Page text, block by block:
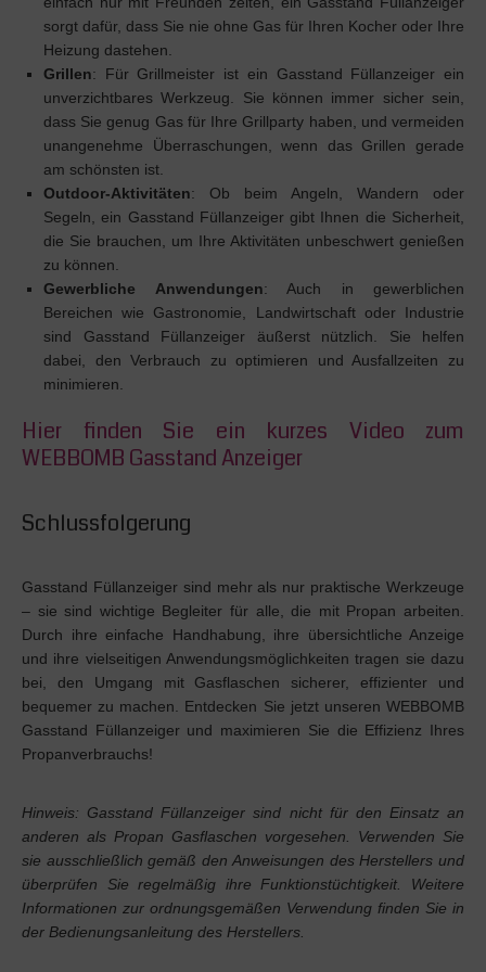
sorgt dafür, dass Sie nie ohne Gas für Ihren Kocher oder Ihre
Heizung dastehen.
Grillen: Für Grillmeister ist ein Gasstand Füllanzeiger ein
unverzichtbares Werkzeug. Sie können immer sicher sein,
dass Sie genug Gas für Ihre Grillparty haben, und vermeiden
unangenehme Überraschungen, wenn das Grillen gerade
am schönsten ist.
Outdoor-Aktivitäten: Ob beim Angeln, Wandern oder
Segeln, ein Gasstand Füllanzeiger gibt Ihnen die Sicherheit,
die Sie brauchen, um Ihre Aktivitäten unbeschwert genießen
zu können.
Gewerbliche Anwendungen: Auch in gewerblichen
Bereichen wie Gastronomie, Landwirtschaft oder Industrie
sind Gasstand Füllanzeiger äußerst nützlich. Sie helfen
dabei, den Verbrauch zu optimieren und Ausfallzeiten zu
minimieren.
Hier finden Sie ein kurzes Video zum
WEBBOMB Gasstand Anzeiger
Schlussfolgerung
Gasstand Füllanzeiger sind mehr als nur praktische Werkzeuge
– sie sind wichtige Begleiter für alle, die mit Propan arbeiten.
Durch ihre einfache Handhabung, ihre übersichtliche Anzeige
und ihre vielseitigen Anwendungsmöglichkeiten tragen sie dazu
bei, den Umgang mit Gasflaschen sicherer, effizienter und
bequemer zu machen. Entdecken Sie jetzt unseren WEBBOMB
Gasstand Füllanzeiger und maximieren Sie die Effizienz Ihres
Propanverbrauchs!
Hinweis: Gasstand Füllanzeiger sind nicht für den Einsatz an
anderen als Propan Gasflaschen vorgesehen. Verwenden Sie
sie ausschließlich gemäß den Anweisungen des Herstellers und
überprüfen Sie regelmäßig ihre Funktionstüchtigkeit. Weitere
Informationen zur ordnungsgemäßen Verwendung finden Sie in
der Bedienungsanleitung des Herstellers.